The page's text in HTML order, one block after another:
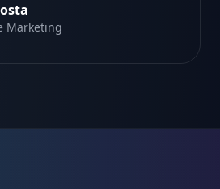
Marketing